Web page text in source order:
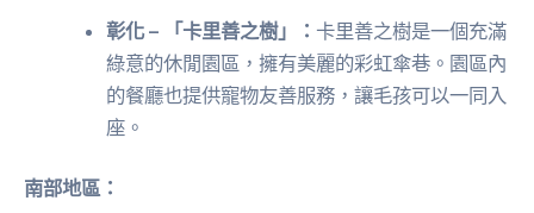
彰化 – 「卡里善之樹」： 卡里善之樹是一個充滿
綠意的休閒園區，擁有美麗的彩虹傘巷。園區內
的餐廳也提供寵物友善服務，讓毛孩可以一同入
座。
南部地區：